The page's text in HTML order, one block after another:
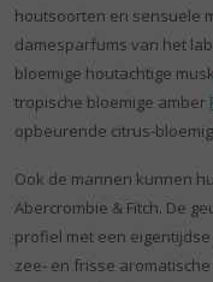
houtsoorten en sensuele
damesparfums van het
bloemige houtachtige musk
tropische bloemige amber
opbeurende citrus-
Ook de mannen kunnen
Abercrombie & Fitch. De
profiel met een
zee- en frisse